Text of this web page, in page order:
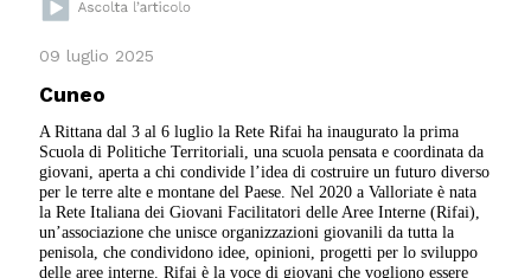
09 luglio 2025
Cuneo
A Rittana dal 3 al 6 luglio la Rete Rifai ha inaugurato la prima
Scuola di Politiche Territoriali, una scuola pensata e coordinata da
giovani, aperta a chi condivide l’idea di costruire un futuro diverso
per le terre alte e montane del Paese. Nel 2020 a Valloriate è nata
la Rete Italiana dei Giovani Facilitatori delle Aree Interne (Rifai),
un’associazione che unisce organizzazioni giovanili da tutta la
penisola, che condividono idee, opinioni, progetti per lo sviluppo
delle aree interne. Rifai è la voce di giovani che vogliono essere